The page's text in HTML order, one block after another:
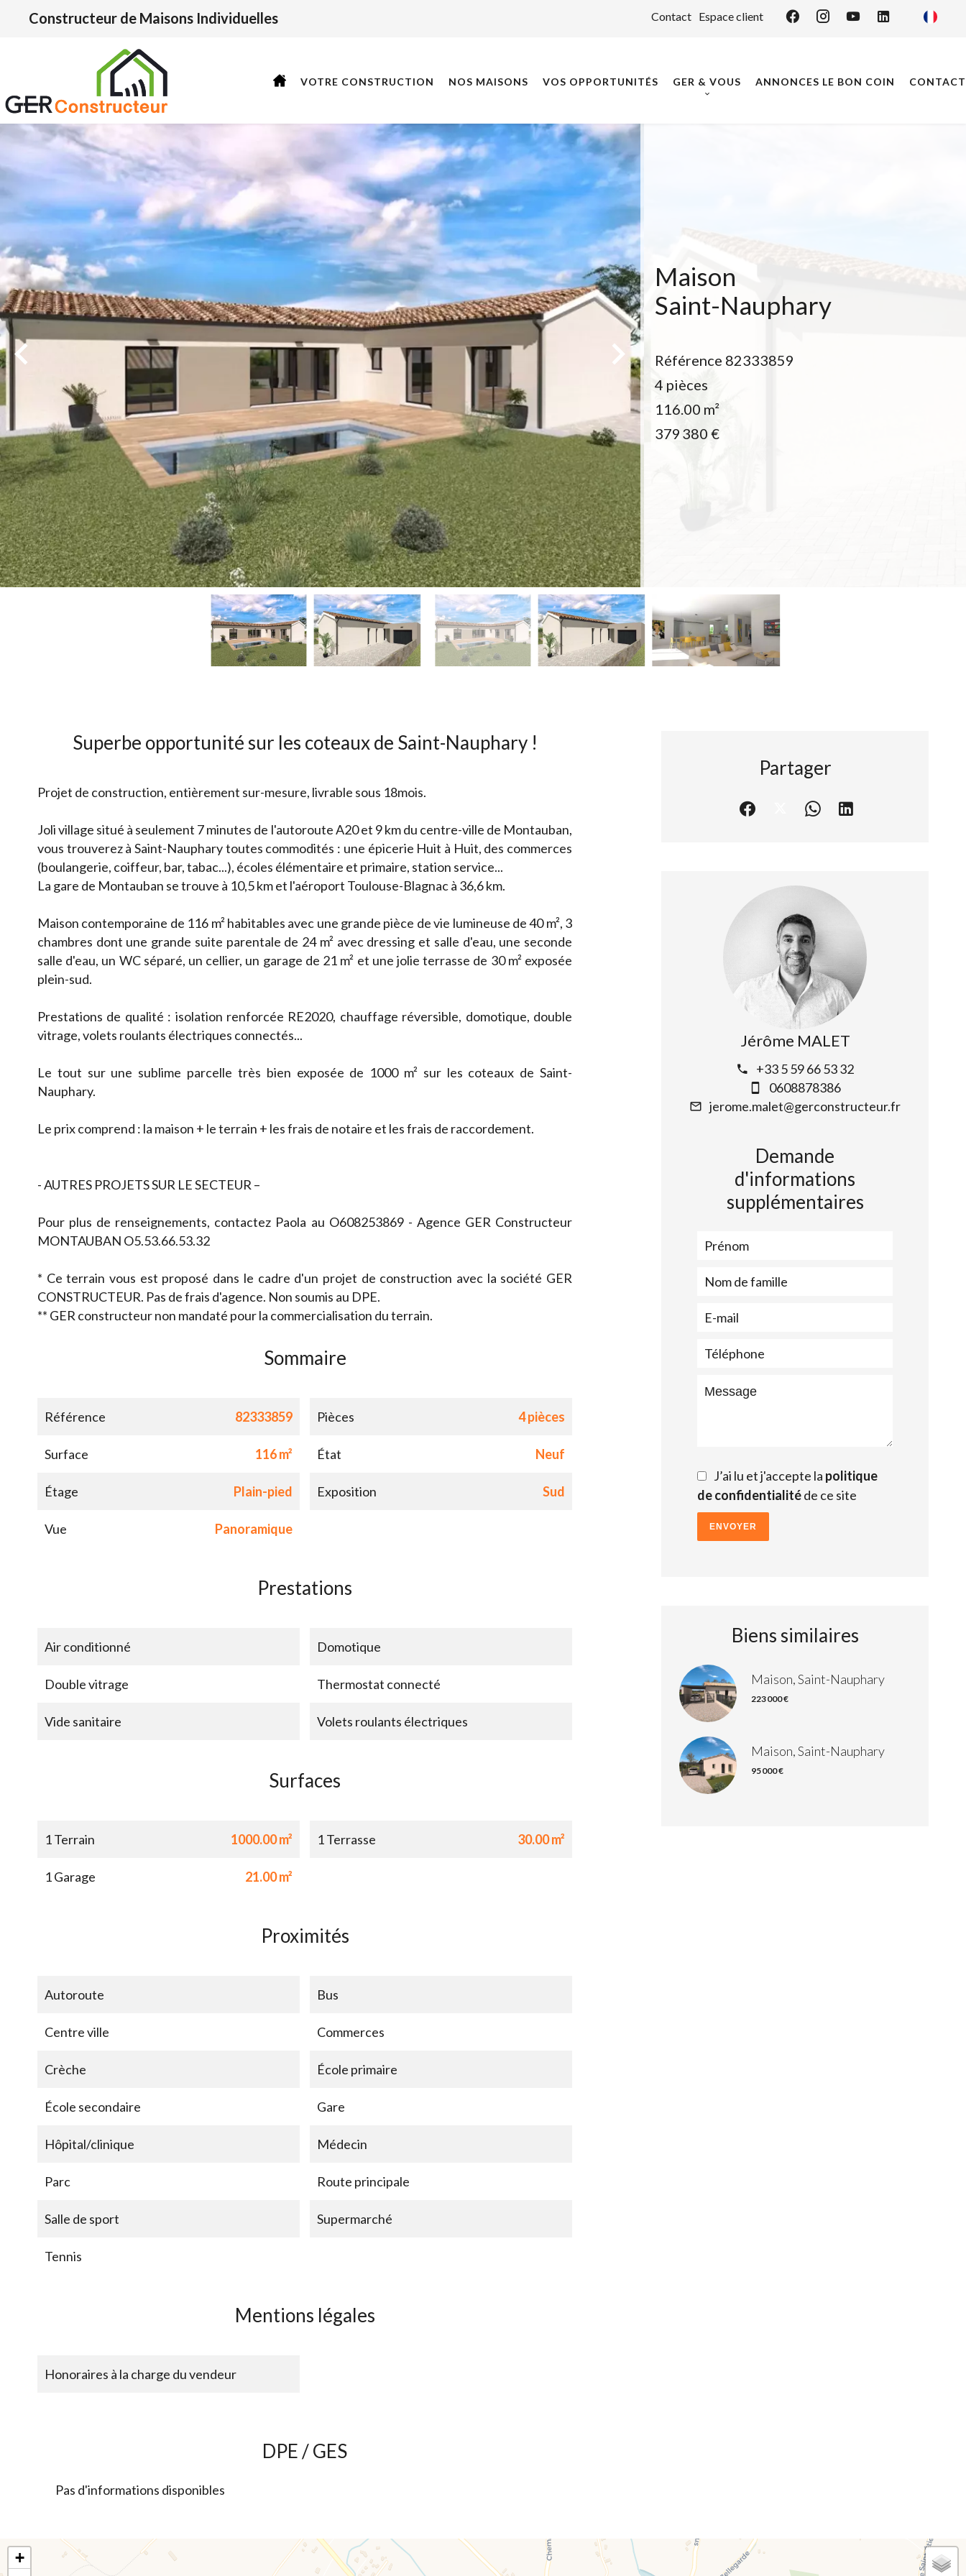
Contact Espace client
Constructeur de Maisons Individuelles
VOTRE CONSTRUCTION NOS MAISONS VOS OPPORTUNITÉS GER & VOUS ANNONCES LE BON COIN CONTACT
Maison
Saint-Nauphary
Référence 82333859
4 pièces
116.00 m²
379 380 €
Superbe opportunité sur les coteaux de Saint-Nauphary !
Projet de construction, entièrement sur-mesure, livrable sous 18mois.
Joli village situé à seulement 7 minutes de l'autoroute A20 et 9 km du centre-ville de Montauban,
vous trouverez à Saint-Nauphary toutes commodités : une épicerie Huit à Huit, des commerces
(boulangerie, coiffeur, bar, tabac...), écoles élémentaire et primaire, station service...
La gare de Montauban se trouve à 10,5 km et l'aéroport Toulouse-Blagnac à 36,6 km.
Maison contemporaine de 116 m² habitables avec une grande pièce de vie lumineuse de 40 m², 3
chambres dont une grande suite parentale de 24 m² avec dressing et salle d'eau, une seconde
salle d'eau, un WC séparé, un cellier, un garage de 21 m² et une jolie terrasse de 30 m² exposée
plein-sud.
Prestations de qualité : isolation renforcée RE2020, chauffage réversible, domotique, double
vitrage, volets roulants électriques connectés...
Le tout sur une sublime parcelle très bien exposée de 1000 m² sur les coteaux de Saint-
Nauphary.
Le prix comprend : la maison + le terrain + les frais de notaire et les frais de raccordement.
- AUTRES PROJETS SUR LE SECTEUR –
Pour plus de renseignements, contactez Paola au O608253869 - Agence GER Constructeur
MONTAUBAN O5.53.66.53.32
* Ce terrain vous est proposé dans le cadre d'un projet de construction avec la société GER
CONSTRUCTEUR. Pas de frais d'agence. Non soumis au DPE.
** GER constructeur non mandaté pour la commercialisation du terrain.
Sommaire
Référence 82333859 Pièces 4 pièces
Surface 116 m² État Neuf
Étage Plain-pied Exposition Sud
Vue Panoramique
Prestations
Air conditionné Domotique
Double vitrage Thermostat connecté
Vide sanitaire Volets roulants électriques
Surfaces
1 Terrain 1000.00 m² 1 Terrasse 30.00 m²
1 Garage 21.00 m²
Proximités
Autoroute Bus
Centre ville Commerces
Crèche École primaire
École secondaire Gare
Hôpital/clinique Médecin
Parc Route principale
Salle de sport Supermarché
Tennis
Mentions légales
Honoraires à la charge du vendeur
DPE / GES
Pas d'informations disponibles
Partager
Jérôme MALET
+33 5 59 66 53 32
0608878386
jerome.malet@gerconstructeur.fr
Demande
d'informations
supplémentaires
J’ai lu et j'accepte la politique
de confidentialitéde ce site
ENVOYER
Biens similaires
Maison, Saint-Nauphary
223 000 €
Maison, Saint-Nauphary
95 000 €
+